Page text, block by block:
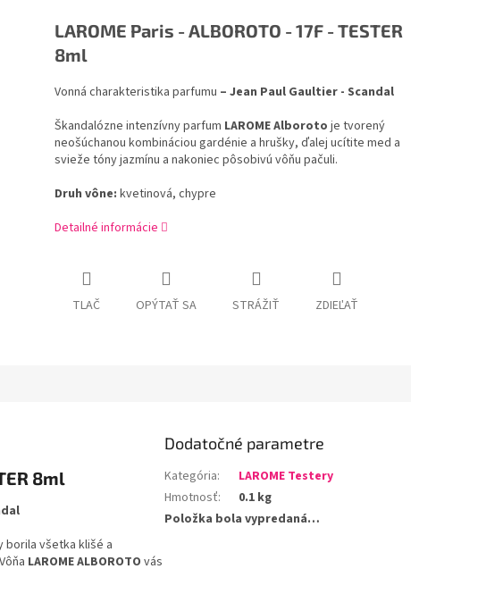
LAROME Paris - ALBOROTO - 17F - TESTER
8ml
Vonná charakteristika parfumu – Jean Paul Gaultier - Scandal
Škandalózne intenzívnyparfum LAROMEAlboroto je tvorený
neošúchanou kombináciou gardénie a hrušky, ďalej ucítite med a
svieže tónyjazmínu a nakoniec pôsobivú vôňu pačuli.
Druh vône: kvetinová, chypre
Detailné informácie
TLAČ OPÝTAŤ SA STRÁŽIŤ ZDIEĽAŤ
8ml
borila všetka klišé a
Vôňa LAROMEALBOROTO vás
Dodatočné parametre
Kategória:
LAROME Testery
Hmotnosť:
0.1 kg
Položka bola vypredaná…